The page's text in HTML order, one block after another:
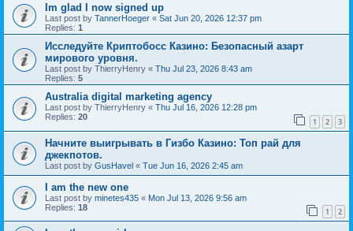
Im glad I now signed up
Last post by TannerHoeger « Sat Jun 20, 2026 12:37 pm
Replies: 1
Исследуйте Криптобосс Казино: Безопасный азарт
мирового уровня.
Last post by ThierryHenry « Thu Jul 23, 2026 8:43 am
Replies: 5
Australia digital marketing agency
Last post by ThierryHenry « Thu Jul 16, 2026 12:28 pm
Replies: 20 1 2 3
Начните выигрывать в Гизбо Казино: Топ рай для
джекпотов.
Last post by GusHavel « Tue Jun 16, 2026 2:45 am
I am the new one
Last post by minetes435 « Mon Jul 13, 2026 9:56 am
Replies: 18 1 2